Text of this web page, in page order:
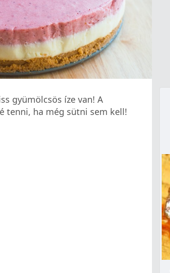
gyümölcsös íze van! A
tenni, ha még sütni sem kell!